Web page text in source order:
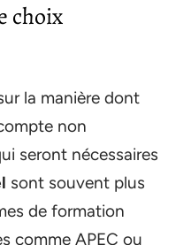
choix
la manière dont
non
seront nécessaires
sont souvent plus
de formation
comme APEC ou